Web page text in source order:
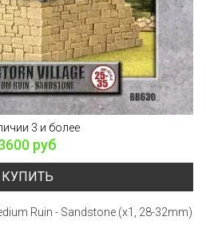
3 и более
руб
КУПИТЬ
Ruin - Sandstone (x1, 28-32mm)